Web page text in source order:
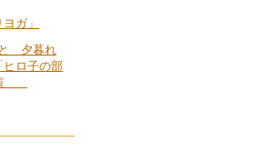
ガ」
夕暮れ
ロ子の部
演